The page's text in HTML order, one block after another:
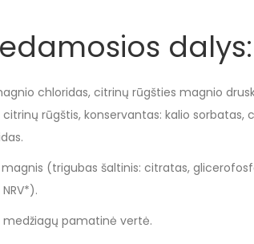
dalys:
chloridas, citrinų rūgšties magnio
rūgštis, konservantas: kalio sorbatas,
magnis (trigubas šaltinis: citratas,
medžiagų pamatinė vertė.